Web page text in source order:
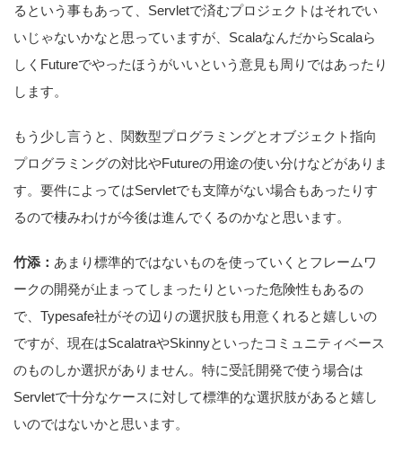
るという事もあって、Servletで済むプロジェクトはそれでい
いじゃないかなと思っていますが、ScalaなんだからScalaら
しくFutureでやったほうがいいという意見も周りではあったり
します。
もう少し言うと、関数型プログラミングとオブジェクト指向
プログラミングの対比やFutureの用途の使い分けなどがありま
す。要件によってはServletでも支障がない場合もあったりす
るので棲みわけが今後は進んでくるのかなと思います。
竹添： あまり標準的ではないものを使っていくとフレームワ
ークの開発が止まってしまったりといった危険性もあるの
で、Typesafe社がその辺りの選択肢も用意くれると嬉しいの
ですが、現在はScalatraやSkinnyといったコミュニティベース
のものしか選択がありません。特に受託開発で使う場合は
Servletで十分なケースに対して標準的な選択肢があると嬉し
いのではないかと思います。